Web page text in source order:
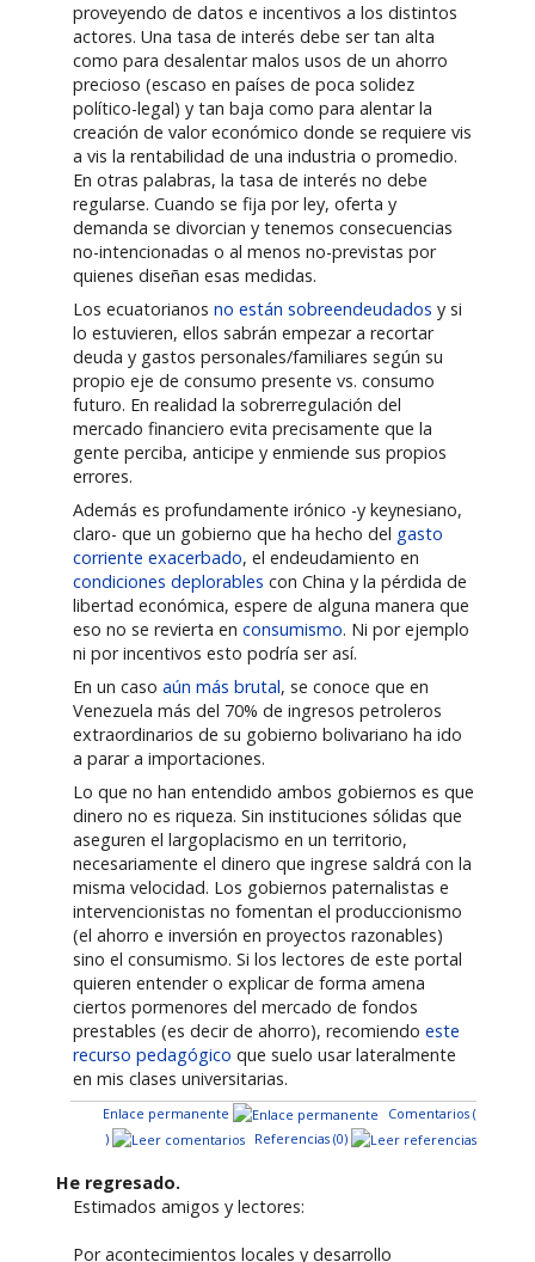
proveyendo de datos e incentivos a los distintos
actores. Una tasa de interés debe ser tan alta
como para desalentar malos usos de un ahorro
precioso (escaso en países de poca solidez
político-legal) y tan baja como para alentar la
creación de valor económico donde se requiere vis
a vis la rentabilidad de una industria o promedio.
En otras palabras, la tasa de interés no debe
regularse. Cuando se fija por ley, oferta y
demanda se divorcian y tenemos consecuencias
no-intencionadas o al menos no-previstas por
quienes diseñan esas medidas.
Los ecuatorianosno están sobreendeudados y si
lo estuvieren, ellos sabrán empezar a recortar
deuda y gastos personales/familiares según su
propio eje de consumo presente vs. consumo
futuro. En realidad la sobrerregulación del
mercado financiero evita precisamente que la
gente perciba, anticipe y enmiende sus propios
errores.
Además es profundamente irónico -y keynesiano,
claro- que un gobierno que ha hecho del gasto
corriente exacerbado, el endeudamiento en
condiciones deplorables con China y la pérdida de
libertad económica, espere de alguna manera que
eso no se revierta enconsumismo. Ni por ejemplo
ni por incentivos esto podría ser así.
En un casoaún más brutal, se conoce que en
Venezuela más del 70% de ingresos petroleros
extraordinarios de su gobierno bolivariano ha ido
a parar a importaciones.
Lo que no han entendido ambos gobiernos es que
dinero no es riqueza. Sin instituciones sólidas que
aseguren el largoplacismo en un territorio,
necesariamente el dinero que ingrese saldrá con la
misma velocidad. Los gobiernos paternalistas e
intervencionistas no fomentan el produccionismo
(el ahorro e inversión en proyectos razonables)
sino el consumismo. Si los lectores de este portal
quieren entender o explicar de forma amena
ciertos pormenores del mercado de fondos
prestables (es decir de ahorro), recomiendoeste
recurso pedagógico que suelo usar lateralmente
en mis clases universitarias.
Enlace permanente
Comentarios (
)
Referencias (0)
He regresado.
Estimados amigos y lectores:
Por acontecimientos locales y desarrollo